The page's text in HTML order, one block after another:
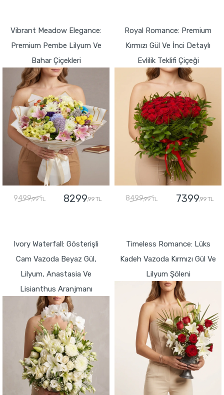
Vibrant Meadow Elegance:
Premium Pembe Lilyum Ve
Bahar Çiçekleri
9499,99 TL 8299,99 TL
Royal Romance: Premium
Kırmızı Gül Ve İnci Detaylı
Evlilik Teklifi Çiçeği
8499,99 TL 7399,99 TL
Ivory Waterfall: Gösterişli
Cam Vazoda Beyaz Gül,
Lilyum, Anastasia Ve
Lisianthus Aranjmanı
Timeless Romance: Lüks
Kadeh Vazoda Kırmızı Gül Ve
Lilyum Şöleni